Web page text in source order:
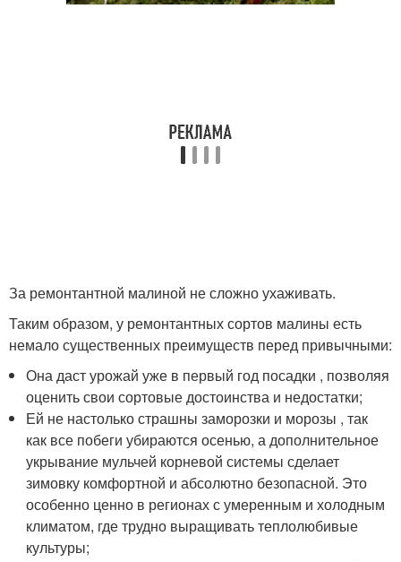
За ремонтантной малиной не сложно ухаживать.
Таким образом, у ремонтантных сортов малины есть
немало существенных преимуществ перед привычными:
Она даст урожай уже в первый год посадки , позволяя
оценить свои сортовые достоинства и недостатки;
Ей не настолько страшны заморозки и морозы , так
как все побеги убираются осенью, а дополнительное
укрывание мульчей корневой системы сделает
зимовку комфортной и абсолютно безопасной. Это
особенно ценно в регионах с умеренным и холодным
климатом, где трудно выращивать теплолюбивые
культуры;